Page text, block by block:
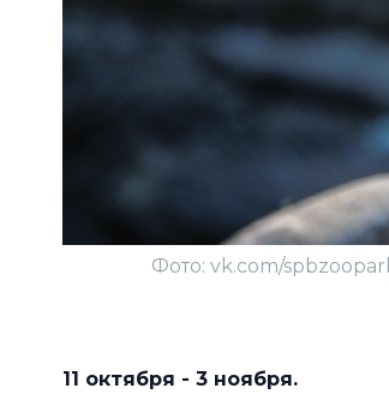
Фото: vk.com/
11 октября - 3 ноября.